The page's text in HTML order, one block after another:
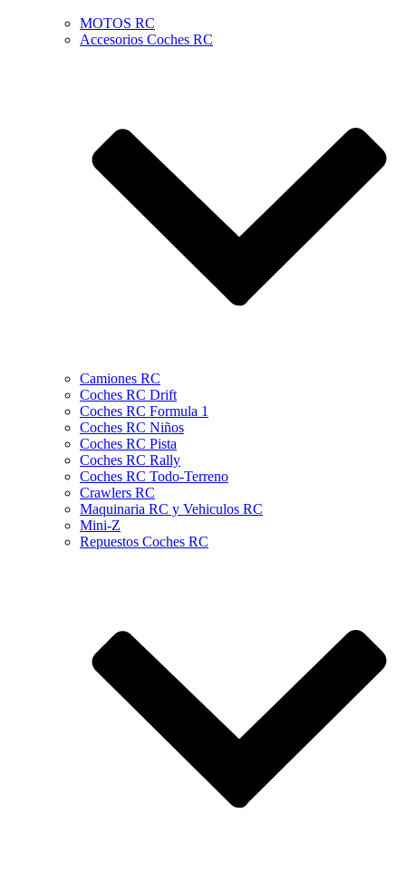
MOTOS RC
Accesorios Coches RC
Camiones RC
Coches RC Drift
Coches RC Formula 1
Coches RC Niños
Coches RC Pista
Coches RC Rally
Coches RC Todo-Terreno
Crawlers RC
Maquinaria RC y Vehiculos RC
Mini-Z
Repuestos Coches RC